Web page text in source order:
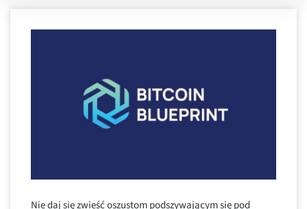
Nie daj się zwieść oszustom podszywającym się pod